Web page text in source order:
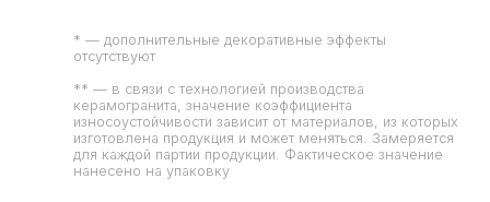
* — дополнительные декоративные эффекты
отсутствуют
** — в связи с технологией производства
керамогранита, значение коэффициента
износоустойчивости зависит от материалов, из которых
изготовлена продукция и может меняться. Замеряется
для каждой партии продукции. Фактическое значение
нанесено на упаковку